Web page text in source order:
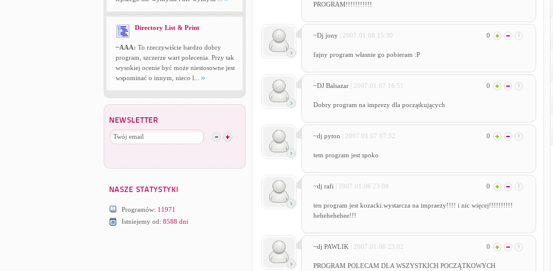
Directory List & Print
~AAA: To rzeczywiście bardzo dobry
program, szczerze wart polecenia. Przy tak
wysokiej ocenie być może niestosowne jest
wspominać o innym, nieco l...
Programów: 11971
Istniejemy od: 8588 dni
PROGRAM!!!!!!!!!!!
~Dj jony | 2007.01.08 15:30 0
fajny program własnie go pobieram :P
~DJ Balsazar | 2007.01.07 16:51 0
Dobry program na imprezy dla początkujących
~dj pyton | 2007.01.07 07:32 0
tem program jest spoko
~dj rafi | 2007.01.06 23:08 0
ten program jest kozacki.wystarcza na impraezy!!!! i nic więcej!!!!!!!!!!
hehehehehee!!!
~dj PAWLIK | 2007.01.06 23:02 0
PROGRAM POLECAM DLA WSZYSTKICH POCZĄTKOWYCH